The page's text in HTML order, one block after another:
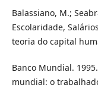
Balassiano, M.;
Escolaridade,
teoria do capital
Banco Mundial.
mundial: o